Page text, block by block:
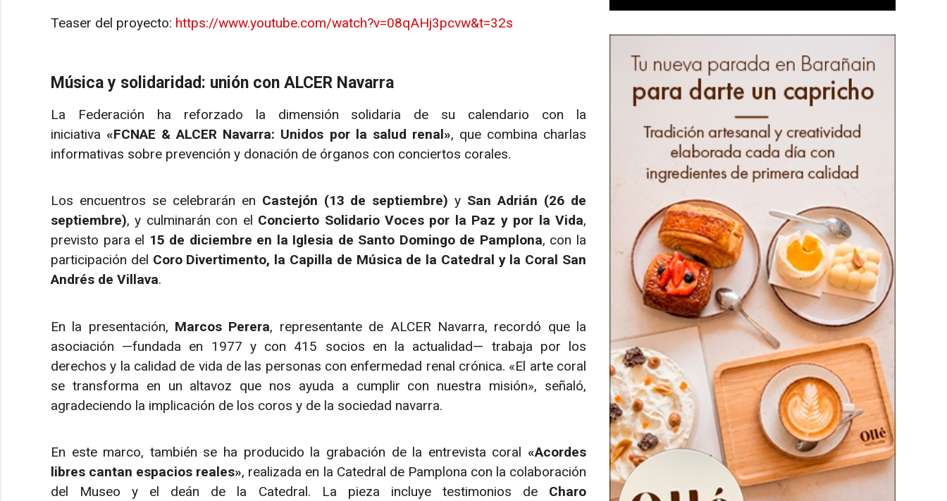
Teaser del proyecto: https://www.youtube.com/watch?v=08qAHj3pcvw&t=32s
Música y solidaridad: unión con ALCER Navarra
La Federación ha reforzado la dimensión solidaria de su calendario con la
iniciativa«FCNAE & ALCER Navarra: Unidos por la salud renal», que combina charlas
informativas sobre prevención y donación de órganos con conciertos corales.
Los encuentros se celebrarán en Castejón (13 de septiembre) y San Adrián (26 de
septiembre), y culminarán con el Concierto Solidario Voces por la Paz y por la Vida,
previsto para el 15 de diciembre en la Iglesia de Santo Domingo de Pamplona, con la
participación del Coro Divertimento, la Capilla de Música de la Catedral y la Coral San
Andrés de Villava.
En la presentación, Marcos Perera, representante de ALCER Navarra, recordó que la
asociación —fundada en 1977 y con 415 socios en la actualidad— trabaja por los
derechos y la calidad de vida de las personas con enfermedad renal crónica. «El arte coral
se transforma en un altavoz que nos ayuda a cumplir con nuestra misión», señaló,
agradeciendo la implicación de los coros y de la sociedad navarra.
En este marco, también se ha producido la grabación de la entrevista coral «Acordes
libres cantan espacios reales», realizada en la Catedral de Pamplona con la colaboración
del Museo y el deán de la Catedral. La pieza incluye testimonios de Charo